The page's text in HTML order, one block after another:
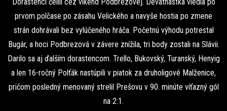
prvom polčase po zásahu Velického a navyše hostia po zmene
strán dohrávali bez vylúčeného hráča. Početnú výhodu potrestal
Bugár, a hoci Podbrezová v závere znížila, tri body zostali na Slávii.
Darilo sa aj ďalším dorastencom. Trello, Bukovský, Turanský, Henyig
a len 16-ročný Polťák nastúpili v piatok za druholigové Malženice,
pričom posledný menovaný strelil Prešovu v 90. minúte víťazný gól
na 2:1.